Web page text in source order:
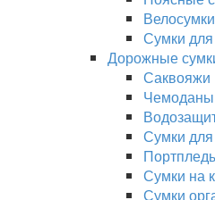
Велосумки
Сумки
Дорожные
Саквояжи
Чемоданы
Сумки
Сумки на
Сумки